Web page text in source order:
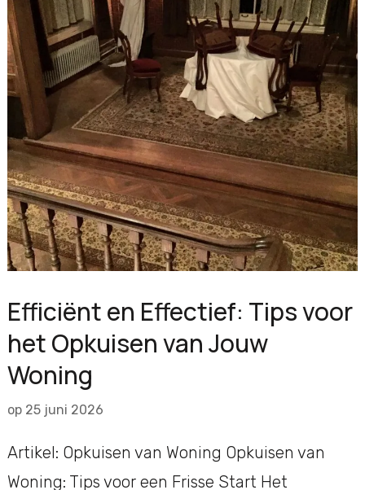
Efficiënt en Effectief: Tips voor
het Opkuisen van Jouw
Woning
op 25 juni 2026
Artikel: Opkuisen van Woning Opkuisen van
Woning: Tips voor een Frisse Start Het